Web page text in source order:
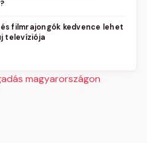
filmrajongók kedvence lehet
televíziója